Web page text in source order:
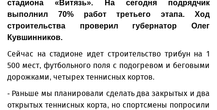
стадиона «Витязь». На сегодня подрядчик
выполнил 70% работ третьего этапа. Ход
строительства проверил губернатор Олег
Кувшинников.
Сейчас на стадионе идет строительство трибун на 1
500 мест, футбольного поля с подогревом и беговыми
дорожками, четырех теннисных кортов.
- Раньше мы планировали сделать два закрытых и два
открытых теннисных корта, но спортсмены попросили